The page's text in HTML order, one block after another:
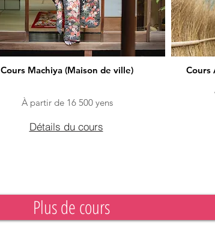
Cours Machiya (Maison de ville)
À partir de 16 500 yens
Détails du cours
Cours
Plus de cours